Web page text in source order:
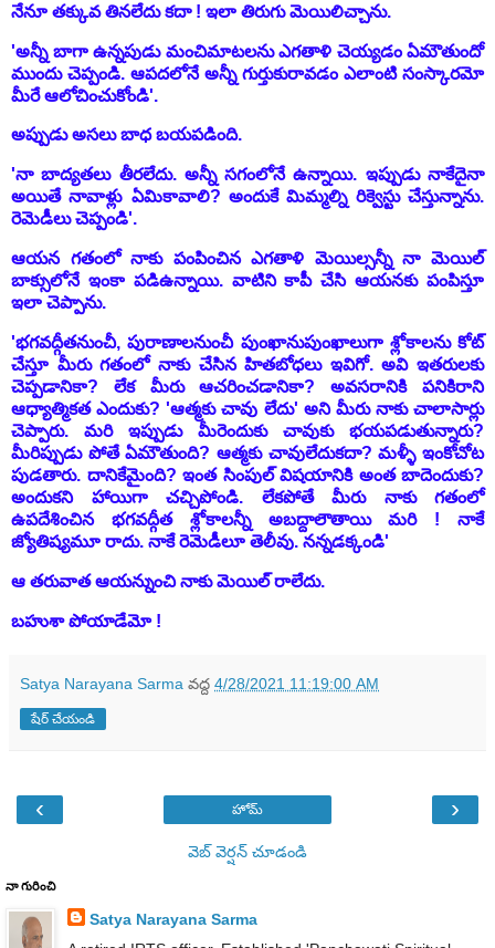
నేనూ తక్కువ తినలేదు కదా ! ఇలా తిరుగు మెయిలిచ్చాను.
'అన్నీ బాగా ఉన్నపుడు మంచిమాటలను ఎగతాళి చెయ్యడం ఏమౌతుందో
ముందు చెప్పండి. ఆపదలోనే అన్నీ గుర్తుకురావడం ఎలాంటి సంస్కారమో
మీరే ఆలోచించుకోండి'.
అప్పుడు అసలు బాధ బయపడింది.
'నా బాద్యతలు తీరలేదు. అన్నీ సగంలోనే ఉన్నాయి. ఇప్పుడు నాకేదైనా
అయితే నావాళ్లు ఏమికావాలి? అందుకే మిమ్మల్ని రిక్వెస్టు చేస్తున్నాను.
రెమెడీలు చెప్పండి'.
ఆయన గతంలో నాకు పంపించిన ఎగతాళి మెయిల్సన్నీ నా మెయిల్
బాక్సులోనే ఇంకా పడిఉన్నాయి. వాటిని కాపీ చేసి ఆయనకు పంపిస్తూ
ఇలా చెప్పాను.
'భగవద్గీతనుంచీ, పురాణాలనుంచీ పుంఖానుపుంఖాలుగా శ్లోకాలను కోట్
చేస్తూ మీరు గతంలో నాకు చేసిన హితబోధలు ఇవిగో. అవి ఇతరులకు
చెప్పడానికా? లేక మీరు ఆచరించడానికా? అవసరానికి పనికిరాని
ఆధ్యాత్మికత ఎందుకు? 'ఆత్మకు చావు లేదు' అని మీరు నాకు చాలాసార్లు
చెప్పారు. మరి ఇప్పుడు మీరెందుకు చావుకు భయపడుతున్నారు?
మీరిప్పుడు పోతే ఏమౌతుంది? ఆత్మకు చావులేదుకదా? మళ్ళీ ఇంకోచోట
పుడతారు. దానికేమైంది? ఇంత సింపుల్ విషయానికి అంత బాదెందుకు?
అందుకని హాయిగా చచ్చిపోండి. లేకపోతే మీరు నాకు గతంలో
ఉపదేశించిన భగవద్గీత శ్లోకాలన్నీ అబద్దాలౌతాయి మరి ! నాకే
జ్యోతిష్యమూ రాదు. నాకే రెమెడీలూ తెలీవు. నన్నడక్కండి'
ఆ తరువాత ఆయన్నుంచి నాకు మెయిల్ రాలేదు.
బహుశా పోయాడేమో !
Satya Narayana Sarma వద్ద 4/28/2021 11:19:00 AM
షేర్ చేయండి
‹ ›
హోమ్
వెబ్ వెర్షన్‌ చూడండి
నా గురించి
Satya Narayana Sarma